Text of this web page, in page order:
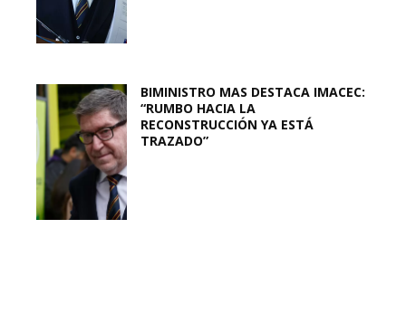
BIMINISTRO MAS DESTACA IMACEC:
“RUMBO HACIA LA
RECONSTRUCCIÓN YA ESTÁ
TRAZADO”